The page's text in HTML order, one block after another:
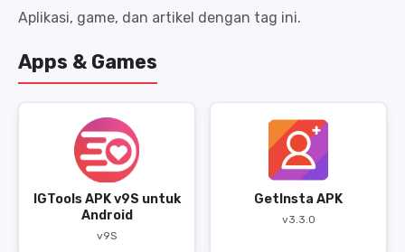
Aplikasi, game, dan artikel dengan tag ini.
Apps & Games
IGTools APK v9S untuk
Android
v9S
GetInsta APK
v3.3.0